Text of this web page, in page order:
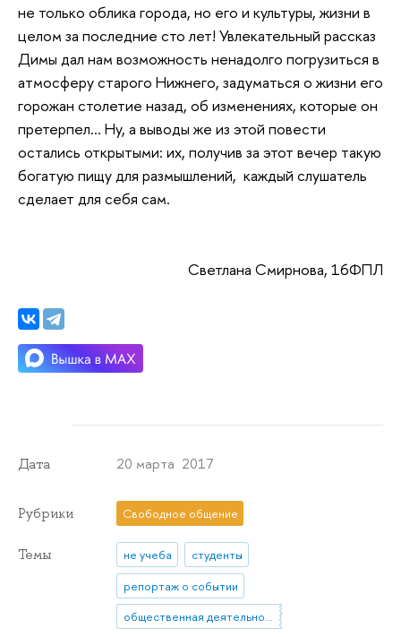
не только облика города, но его и культуры, жизни в
целом за последние сто лет! Увлекательный рассказ
Димы дал нам возможность ненадолго погрузиться в
атмосферу старого Нижнего, задуматься о жизни его
горожан столетие назад, об изменениях, которые он
претерпел… Ну, а выводы же из этой повести
остались открытыми: их, получив за этот вечер такую
богатую пищу для размышлений, каждый слушатель
сделает для себя сам.
Светлана Смирнова, 16ФПЛ
Дата 20 марта 2017
Рубрики Свободное общение
Темы не учеба
студенты
репортаж о событии
общественная деятельность